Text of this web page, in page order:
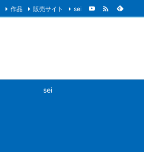
sei
作品 販売サイト sei 